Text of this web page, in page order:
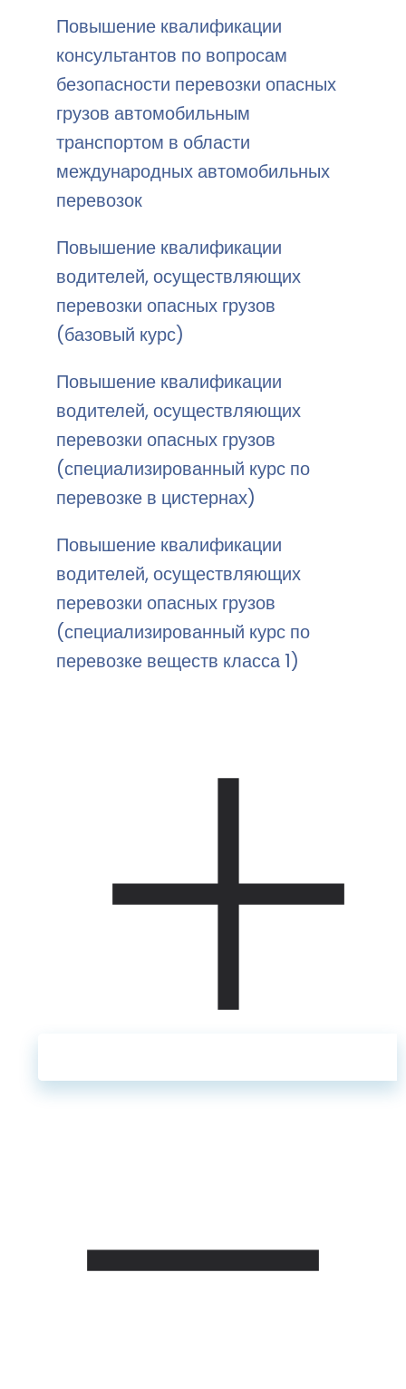
Повышение квалификации
консультантов по вопросам
безопасности перевозки опасных
грузов автомобильным
транспортом в области
международных автомобильных
перевозок
Повышение квалификации
водителей, осуществляющих
перевозки опасных грузов
(базовый курс)
Повышение квалификации
водителей, осуществляющих
перевозки опасных грузов
(специализированный курс по
перевозке в цистернах)
Повышение квалификации
водителей, осуществляющих
перевозки опасных грузов
(специализированный курс по
перевозке веществ класса 1)